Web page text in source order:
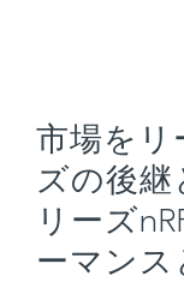
市場をリ
ズの後継
リーズ
ーマンス